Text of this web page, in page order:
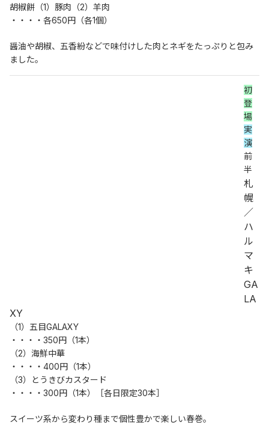
胡椒餅（1）豚肉（2）羊肉
・・・・各650円（各1個）
醤油や胡椒、五香紛などで味付けした肉とネギをたっぷりと包み
ました。
初
登
場
実
演
前
半
札
幌
／
ハ
ル
マ
キ
GA
LA
XY
（1）五目GALAXY
・・・・350円（1本）
（2）海鮮中華
・・・・400円（1本）
（3）とうきびカスタード
・・・・300円（1本）［各日限定30本］
スイーツ系から変わり種まで個性豊かで楽しい春巻。